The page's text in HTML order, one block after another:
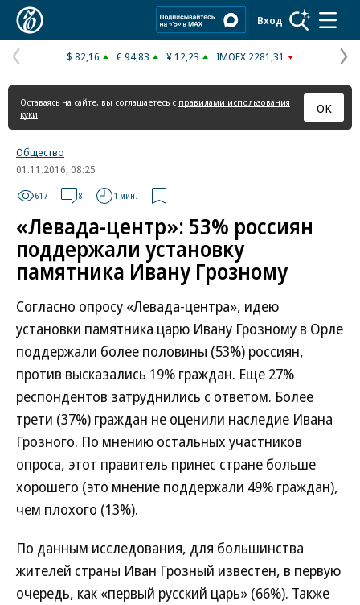
Вход
Предыдущая
страница
$ 82,16 € 94,83 ¥ 12,23 IMOEX 2281,31
Оставаясь на сайте, вы соглашаетесь с правилами использования
куки
ОК
Общество
01.11.2016, 08:25
617 8 1 мин.
«Левада-центр»: 53% россиян
поддержали установку
памятника Ивану Грозному
Согласно опросу «Левада-центра», идею
установки памятника царю Ивану Грозному в Орле
поддержали более половины (53%) россиян,
против высказались 19% граждан. Еще 27%
респондентов затруднились с ответом. Более
трети (37%) граждан не оценили наследие Ивана
Грозного. По мнению остальных участников
опроса, этот правитель принес стране больше
хорошего (это мнение поддержали 49% граждан),
чем плохого (13%).
По данным исследования, для большинства
жителей страны Иван Грозный известен, в первую
очередь, как «первый русский царь» (66%). Также